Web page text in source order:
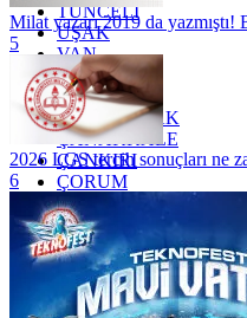
TUNCELİ
UŞAK
VAN
YALOVA
YOZGAT
ZONGULDAK
ÇANAKKALE
ÇANKIRI
ÇORUM
İSTANBUL
İZMİR
ŞANLIURFA
ŞIRNAK
Milat yazarı 2019 da
5
2026 LGS tercih sonuçları ne
6